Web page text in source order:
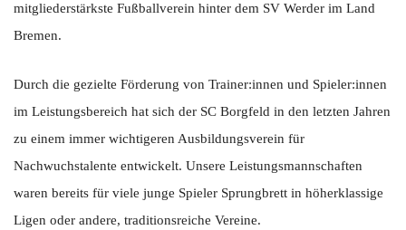
mitgliederstärkste Fußballverein hinter dem SV Werder im Land
Bremen.
Durch die gezielte Förderung von Trainer:innen und Spieler:innen
im Leistungsbereich hat sich der SC Borgfeld in den letzten Jahren
zu einem immer wichtigeren Ausbildungsverein für
Nachwuchstalente entwickelt. Unsere Leistungsmannschaften
waren bereits für viele junge Spieler Sprungbrett in höherklassige
Ligen oder andere, traditionsreiche Vereine.